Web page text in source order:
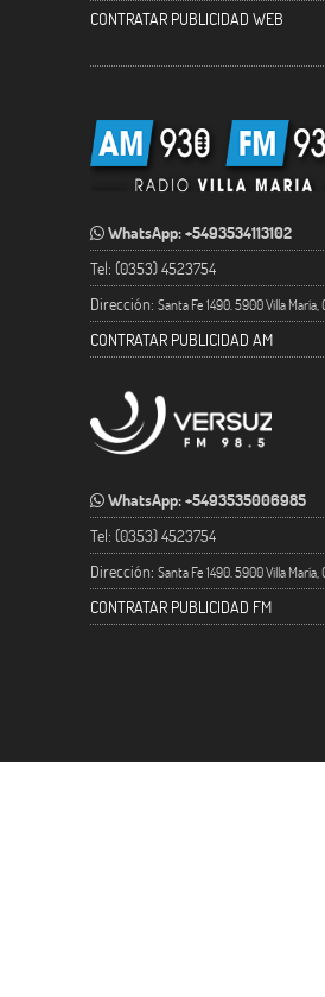
CONTRATAR PUBLICIDAD WEB
WhatsApp: +5493534113102
Tel: (0353) 4523754
Dirección: Santa Fe 1490. 5900 Villa
CONTRATAR PUBLICIDAD AM
WhatsApp: +5493535006985
Tel: (0353) 4523754
Dirección: Santa Fe 1490. 5900 Villa
CONTRATAR PUBLICIDAD FM